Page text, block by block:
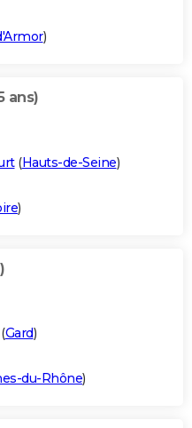
)
ans)
(Hauts-de-Seine)
)
(Gard)
du-Rhône)